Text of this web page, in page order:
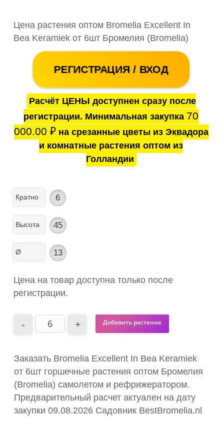
Цена растения оптом Bromelia Excellent In
Bea Keramiek от 6шт Бромелия (Bromelia)
РЕГИСТРАЦИЯ / ВХОД
Расчёт ЦЕНЫ доступнен сразу после
регистрации. Минимальная закупка 70
000.00 ₽на срезанные цветы из Эквадора
и комнатные растения оптом из
Голландии
Кратно 6
Высота 45
Ø 13
Цена на товар доступна только после
регистрации.
Добавить растение
Заказать Bromelia Excellent In Bea Keramiek
от 6шт горшечные растения оптом Бромелия
(Bromelia) самолетом и рефрижератором.
Предварительный расчет актуален на дату
закупки 09.08.2026 Садовник BestBromelia.nl